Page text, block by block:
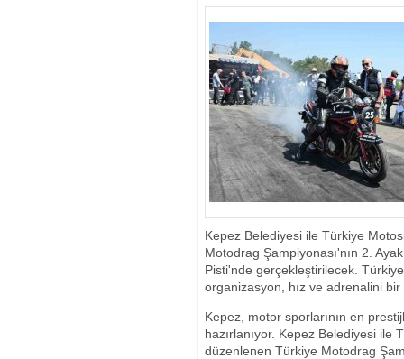
Kepez Belediyesi ile Türkiye
Motodrag Şampiyonası'nın 2.
Pisti'nde gerçekleştirilecek.
organizasyon, hız ve adrenalini
Kepez, motor sporlarının en
hazırlanıyor. Kepez Belediyesi
düzenlenen Türkiye Motodrag